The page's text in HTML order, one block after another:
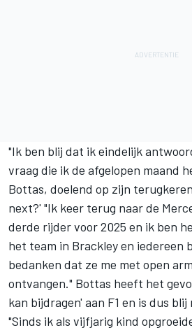
"Ik ben blij dat ik eindelijk
vraag die ik de afgelopen maand
Bottas, doelend op zijn
next?' "Ik keer terug naar de
derde rijder voor 2025 en ik ben
het team in Brackley en iedereen
bedanken dat ze me met open
ontvangen." Bottas heeft het
kan bijdragen' aan F1 en is dus blij
"Sinds ik als vijfjarig kind